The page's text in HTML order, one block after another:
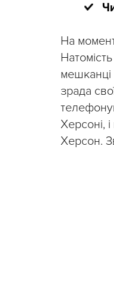
На
мешканці
зрада
Херсоні,
Херсон.